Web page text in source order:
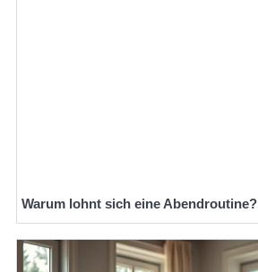
Warum lohnt sich eine Abendroutine?